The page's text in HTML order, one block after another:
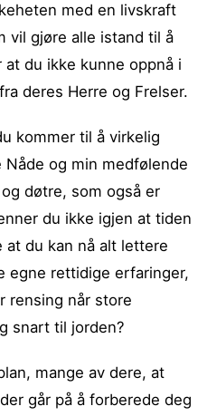
med en livskraft
vil gjøre alle istand til å
du ikke kunne oppnå i
deres Herre og Frelser.
kommer til å virkelig
og min medfølende
døtre, som også er
du ikke igjen at tiden
at du kan nå alt lettere
egne rettidige erfaringer,
rensing når store
snart til jorden?
mange av dere, at
går på å forberede deg